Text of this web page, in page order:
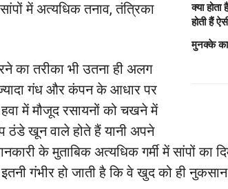
क्या
होती हैं
मुनक्के का
में अत्यधिक तनाव, तंत्रिका
का तरीका भी उतना ही अलग
गंध और कंपन के आधार पर
में मौजूद रसायनों को चखने में
ठंडे खून वाले होते हैं यानी अपने
के मुताबिक अत्यधिक गर्मी में सांपों का
गंभीर हो जाती है कि वे खुद को ही